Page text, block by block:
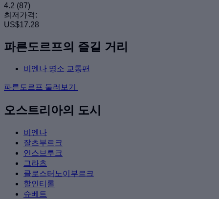
4.2 (87)
최저가격:
US$17.28
파른도르프의 즐길 거리
비엔나 명소 교통편
파른도르프 둘러보기
오스트리아의 도시
비엔나
잘츠부르크
인스브루크
그라츠
클로스터노이부르크
할인티롤
슈베트